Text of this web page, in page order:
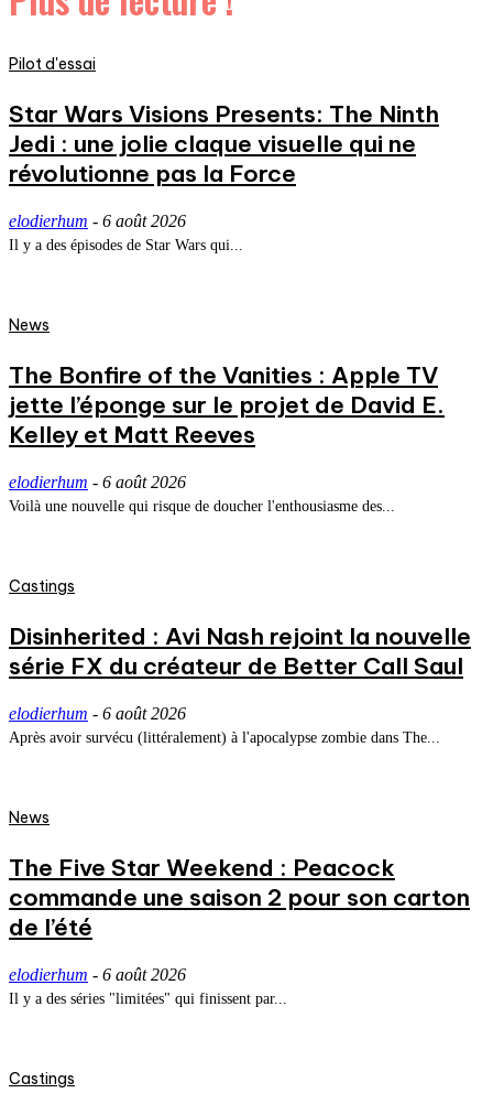
Pilot d'essai
Star Wars Visions Presents: The Ninth
Jedi : une jolie claque visuelle qui ne
révolutionne pas la Force
elodierhum - 6 août 2026
Il y a des épisodes de Star Wars qui...
News
The Bonfire of the Vanities : Apple TV
jette l’éponge sur le projet de David E.
Kelley et Matt Reeves
elodierhum - 6 août 2026
Voilà une nouvelle qui risque de doucher l'enthousiasme des...
Castings
Disinherited : Avi Nash rejoint la nouvelle
série FX du créateur de Better Call Saul
elodierhum - 6 août 2026
Après avoir survécu (littéralement) à l'apocalypse zombie dans The...
News
The Five Star Weekend : Peacock
commande une saison 2 pour son carton
de l’été
elodierhum - 6 août 2026
Il y a des séries "limitées" qui finissent par...
Castings